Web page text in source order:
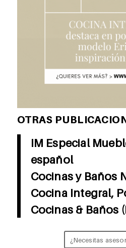
OTRAS
IM Especial
español
Cocinas y Baños
Cocina Integral,
Cocinas & Baños
¿Necesitas